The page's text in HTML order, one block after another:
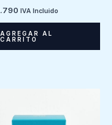
IVA Incluido
AGREGAR AL
CARRITO